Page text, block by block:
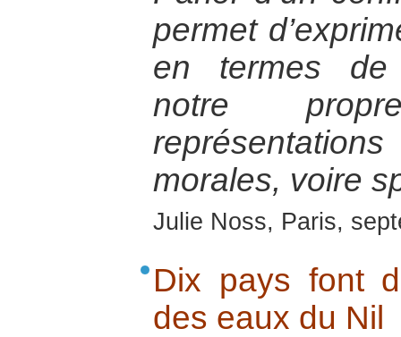
permet
en termes de
notre
morales, voire
Julie Noss, Paris,
Dix pays font
des eaux du Nil